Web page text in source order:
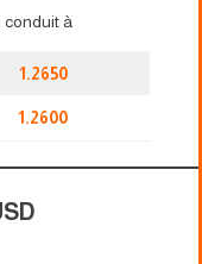
conduit à
1.2650
1.2600